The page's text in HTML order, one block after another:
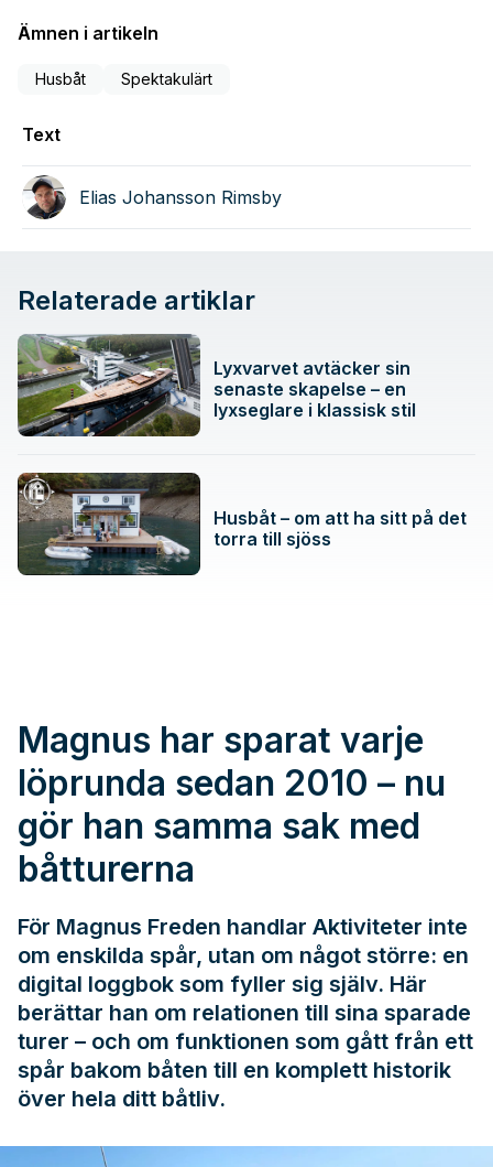
Ämnen i artikeln
Husbåt Spektakulärt
Text
Elias Johansson Rimsby
Relaterade artiklar
Lyxvarvet avtäcker sin
senaste skapelse – en
lyxseglare i klassisk stil
Husbåt – om att ha sitt på det
torra till sjöss
Magnus har sparat varje
löprunda sedan 2010 – nu
gör han samma sak med
båtturerna
För Magnus Freden handlar Aktiviteter inte
om enskilda spår, utan om något större: en
digital loggbok som fyller sig själv. Här
berättar han om relationen till sina sparade
turer – och om funktionen som gått från ett
spår bakom båten till en komplett historik
över hela ditt båtliv.